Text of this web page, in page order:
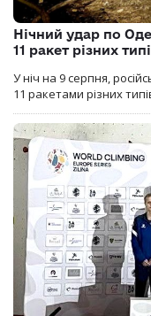
Нічний удар по
11 ракет різних
У ніч на 9 серпня,
11 ракетами різних